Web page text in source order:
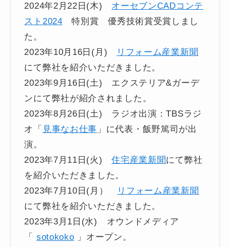
2024年2月22日(木) オーセブンCADコンテ
スト2024 特別賞 優秀技術賞受賞しまし
た。
2023年10月16日(月)
リフォーム産業新聞
にて弊社を紹介いただきました。
2023年9月16日(土) エクステリア&ガーデ
ンにて弊社が紹介されました。
2023年8月26日(土) ラジオ出演：TBSラジ
オ「 見事なお仕事 」に代表・飯野篤司が出
演。
2023年7月11日(火)住宅産業新聞にて弊社
を紹介いただきました。
2023年7月10日(月）
リフォーム産業新聞
にて弊社を紹介いただきました。
2023年3月1日(水) オウンドメディア
「 sotokoko 」オープン。